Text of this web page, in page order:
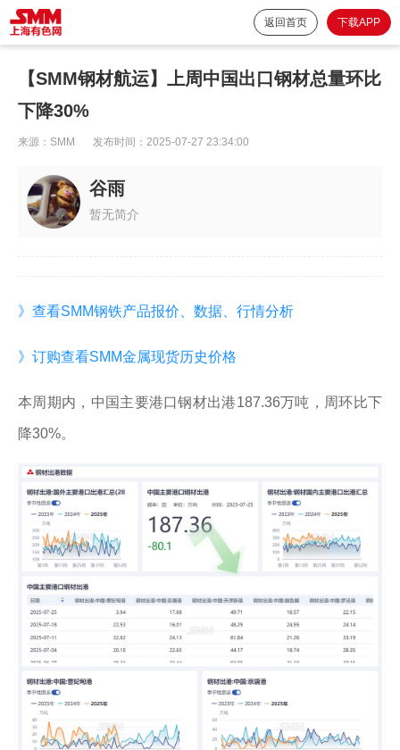
返回首页 下载APP
【SMM钢材航运】上周中国出口钢材总量环比
下降30%
来源： SMM 发布时间： 2025-07-27 23:34:00
谷雨
暂无简介
》查看SMM钢铁产品报价、数据、行情分析
》订购查看SMM金属现货历史价格
本周期内，中国主要港口钢材出港187.36万吨，周环比下
降30%。